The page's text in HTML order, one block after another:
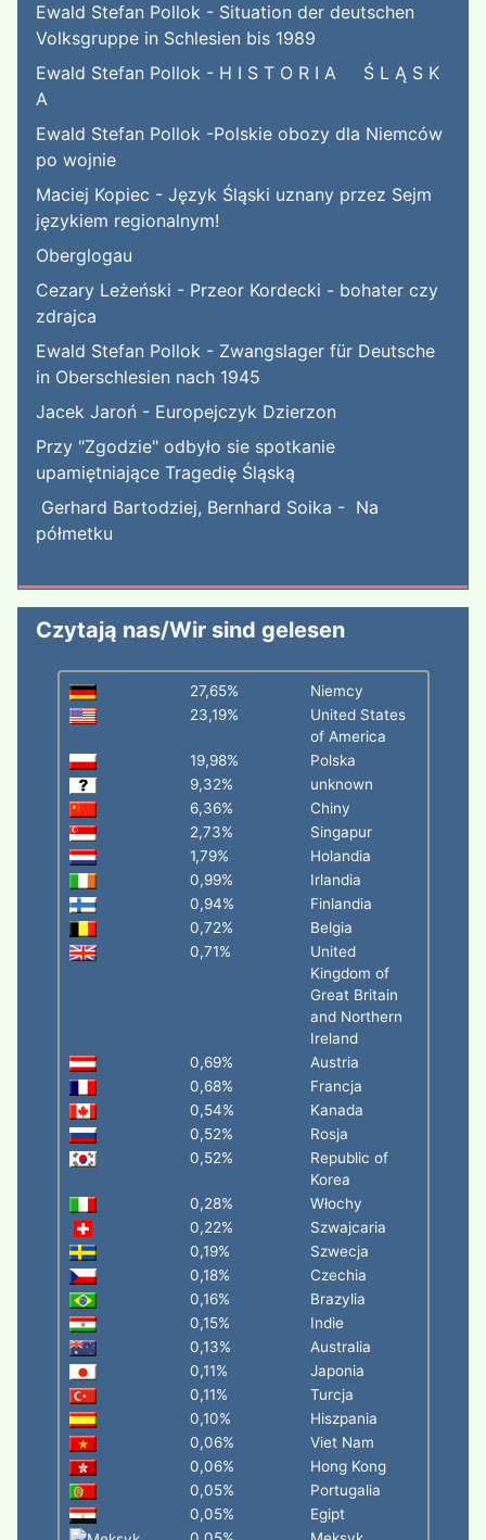
Ewald Stefan Pollok - Situation der deutschen
Volksgruppe in Schlesien bis 1989
Ewald Stefan Pollok - H I S T O R I A Ś L Ą S K
A
Ewald Stefan Pollok -Polskie obozy dla Niemców
po wojnie
Maciej Kopiec - Język Śląski uznany przez Sejm
językiem regionalnym!
Oberglogau
Cezary Leżeński - Przeor Kordecki - bohater czy
zdrajca
Ewald Stefan Pollok - Zwangslager für Deutsche
in Oberschlesien nach 1945
Jacek Jaroń - Europejczyk Dzierzon
Przy "Zgodzie" odbyło sie spotkanie
upamiętniające Tragedię Śląską
Gerhard Bartodziej, Bernhard Soika - Na
półmetku
Czytają nas/Wir sind gelesen
27,65%
Niemcy
23,19%
United States
of America
19,98%
Polska
9,32%
unknown
6,36%
Chiny
2,73%
Singapur
1,79%
Holandia
0,99%
Irlandia
0,94%
Finlandia
0,72%
Belgia
0,71%
United
Kingdom of
Great Britain
and Northern
Ireland
0,69%
Austria
0,68%
Francja
0,54%
Kanada
0,52%
Rosja
0,52%
Republic of
Korea
0,28%
Włochy
0,22%
Szwajcaria
0,19%
Szwecja
0,18%
Czechia
0,16%
Brazylia
0,15%
Indie
0,13%
Australia
0,11%
Japonia
0,11%
Turcja
0,10%
Hiszpania
0,06%
Viet Nam
0,06%
Hong Kong
0,05%
Portugalia
0,05%
Egipt